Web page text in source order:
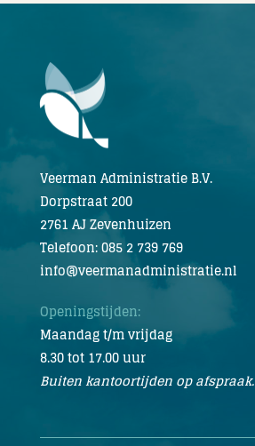
Veerman Administratie B.V.
Dorpstraat 200
2761 AJ Zevenhuizen
Telefoon: 085 2 739 769
info@veermanadministratie.nl
Openingstijden:
Maandag t/m vrijdag
8.30 tot 17.00 uur
Buiten kantoortijden op afspraak.